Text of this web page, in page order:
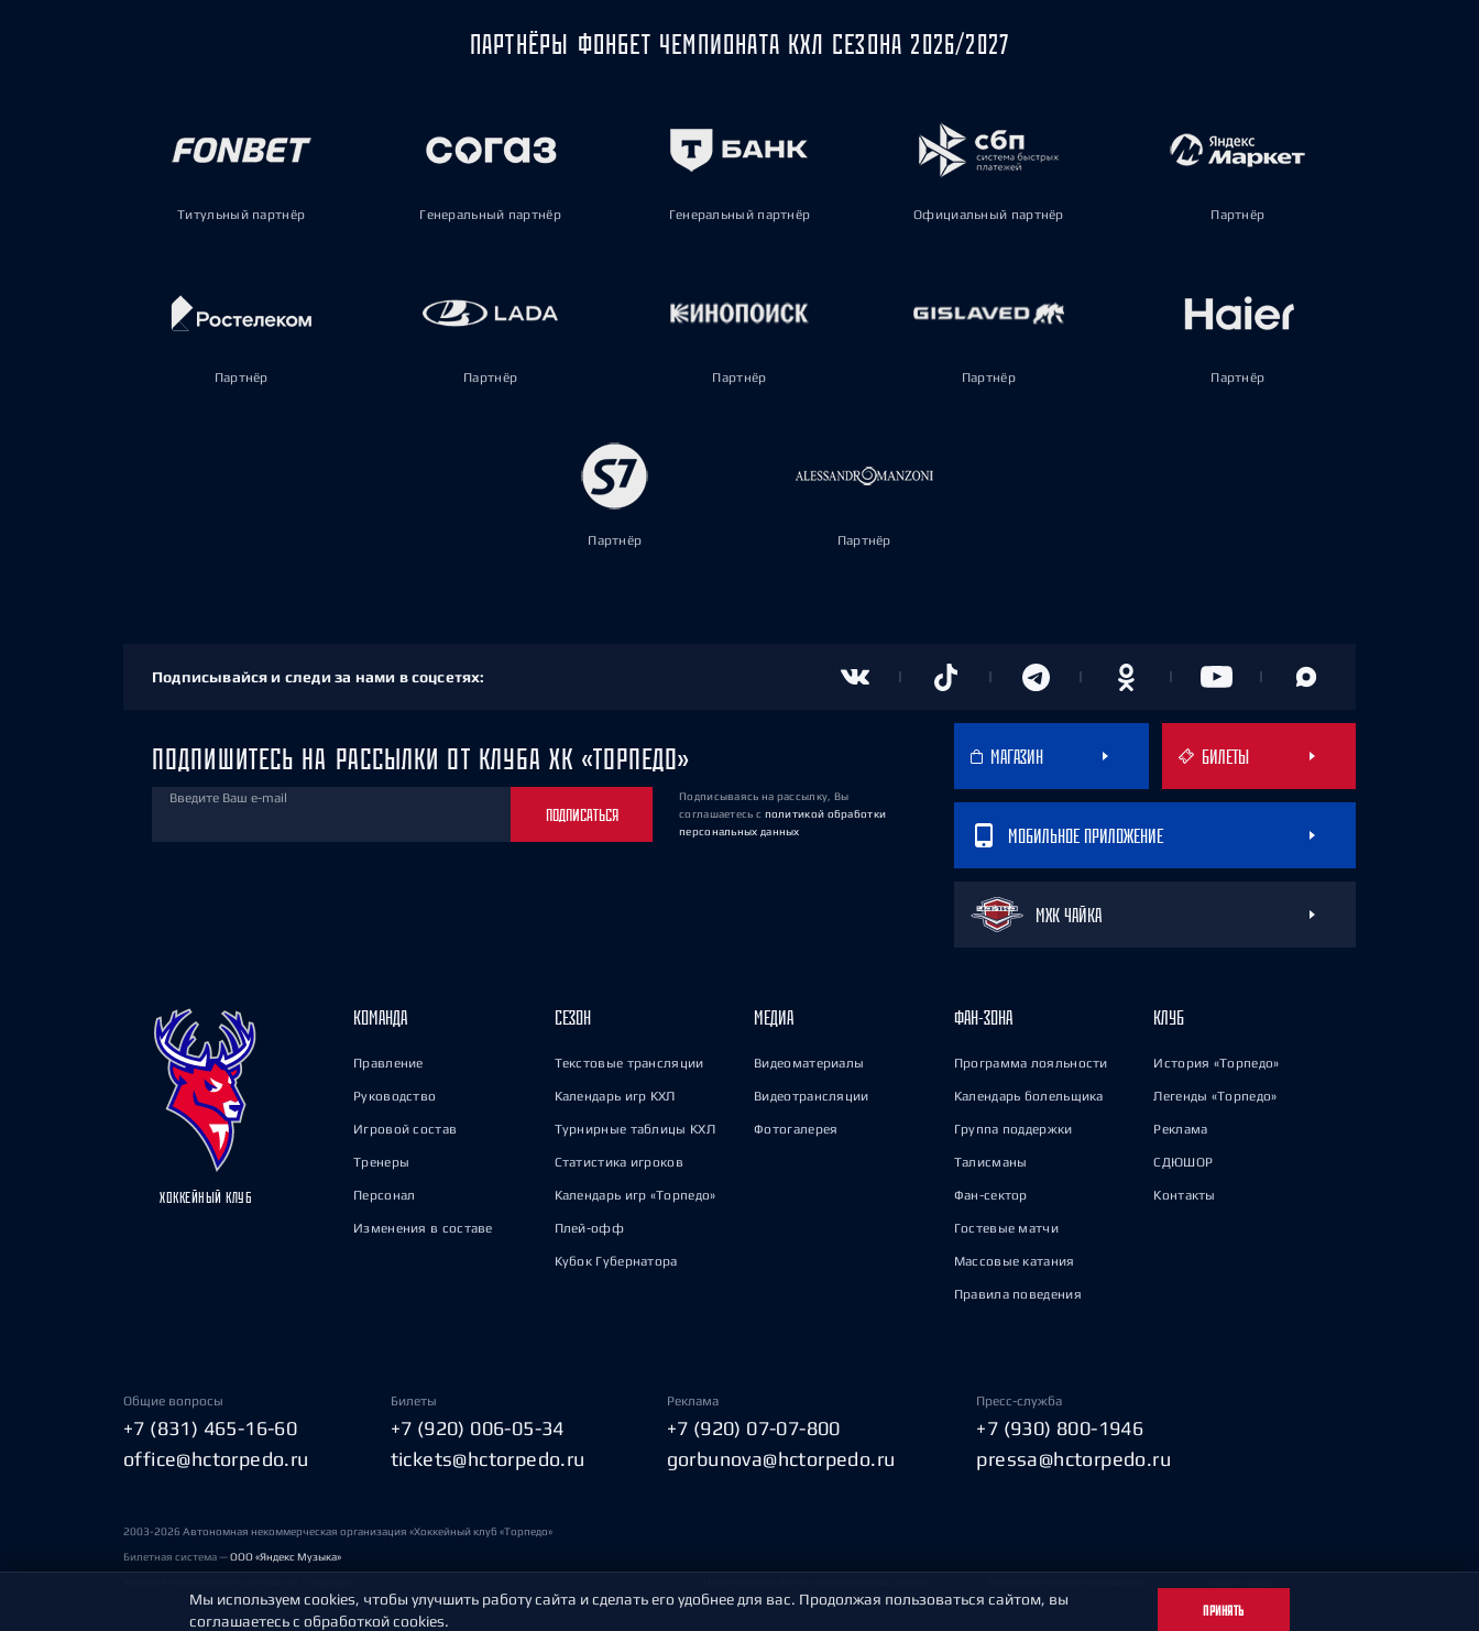
ПАРТНЁРЫ ФОНБЕТ ЧЕМПИОНАТА КХЛ СЕЗОНА 2026/2027
Титульный партнёр Генеральный партнёр Генеральный партнёр Официальный партнёр Партнёр
Партнёр Партнёр Партнёр Партнёр Партнёр
Партнёр Партнёр
Подписывайся и следи за нами в соцсетях:
ПОДПИШИТЕСЬ НА РАССЫЛКИ ОТ КЛУБА ХК «ТОРПЕДО»
Введите Ваш e-mail
ПОДПИСАТЬСЯ
Подписываясь на рассылку, Вы
соглашаетесь с политикой обработки
персональных данных
МАГАЗИН БИЛЕТЫ
МОБИЛЬНОЕ ПРИЛОЖЕНИЕ
МХК ЧАЙКА
ХОККЕЙНЫЙ КЛУБ
КОМАНДА
Правление
Руководство
Игровой состав
Тренеры
Персонал
Изменения в составе
СЕЗОН
Текстовые трансляции
Календарь игр КХЛ
Турнирные таблицы КХЛ
Статистика игроков
Календарь игр «Торпедо»
Плей-офф
Кубок Губернатора
МЕДИА
Видеоматериалы
Видеотрансляции
Фотогалерея
ФАН-ЗОНА
Программа лояльности
Календарь болельщика
Группа поддержки
Талисманы
Фан-сектор
Гостевые матчи
Массовые катания
Правила поведения
КЛУБ
История «Торпедо»
Легенды «Торпедо»
Реклама
СДЮШОР
Контакты
Общие вопросы
+7 (831) 465-16-60
office@hctorpedo.ru
Билеты
+7 (920) 006-05-34
tickets@hctorpedo.ru
Реклама
+7 (920) 07-07-800
gorbunova@hctorpedo.ru
Пресс-служба
+7 (930) 800-1946
pressa@hctorpedo.ru
2003-2026 Автономная некоммерческая организация «Хоккейный клуб «Торпедо»
Билетная система —ООО «Яндекс Музыка»
Мы используем cookies, чтобы улучшить работу сайта и сделать его удобнее для вас. Продолжая пользоваться сайтом, вы
соглашаетесь с обработкой cookies.
ПРИНЯТЬ